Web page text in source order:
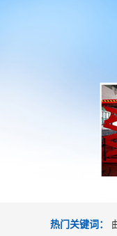
热门关键词：